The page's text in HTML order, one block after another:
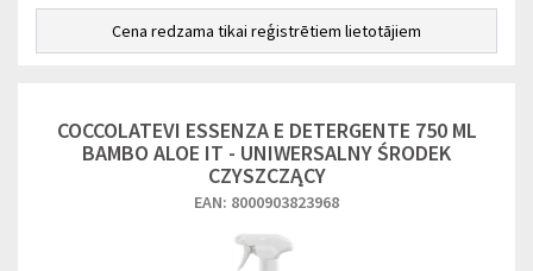
Cena redzama tikai reģistrētiem lietotājiem
COCCOLATEVI ESSENZA E DETERGENTE 750 ML
BAMBO ALOE IT - UNIWERSALNY ŚRODEK
CZYSZCZĄCY
EAN: 8000903823968